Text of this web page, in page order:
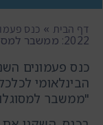
דף הבית » כנס פעמונים
2022: ממשבר למסוגלות פיננסית
"ממשבר